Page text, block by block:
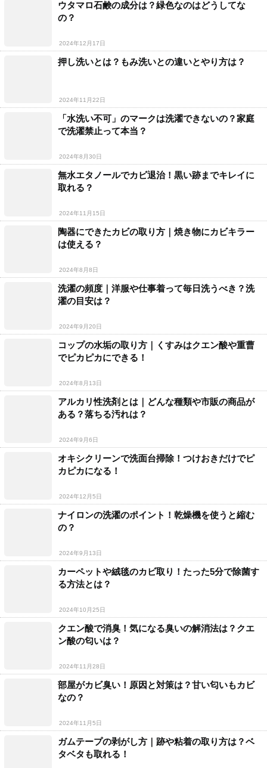
ウタマロ石鹸の成分は？緑色なのはどうしてな
の？
2024年12月17日
押し洗いとは？もみ洗いとの違いとやり方は？
2024年11月22日
「水洗い不可」のマークは洗濯できないの？家庭
で洗濯禁止って本当？
2024年8月30日
無水エタノールでカビ退治！黒い跡までキレイに
取れる？
2024年11月15日
陶器にできたカビの取り方｜焼き物にカビキラー
は使える？
2024年8月8日
洗濯の頻度｜洋服や仕事着って毎日洗うべき？洗
濯の目安は？
2024年9月20日
コップの水垢の取り方｜くすみはクエン酸や重曹
でピカピカにできる！
2024年8月13日
アルカリ性洗剤とは｜どんな種類や市販の商品が
ある？落ちる汚れは？
2024年9月6日
オキシクリーンで洗面台掃除！つけおきだけでピ
カピカになる！
2024年12月5日
ナイロンの洗濯のポイント！乾燥機を使うと縮む
の？
2024年9月13日
カーペットや絨毯のカビ取り！たった5分で除菌す
る方法とは？
2024年10月25日
クエン酸で消臭！気になる臭いの解消法は？クエ
ン酸の匂いは？
2024年11月28日
部屋がカビ臭い！原因と対策は？甘い匂いもカビ
なの？
2024年11月5日
ガムテープの剥がし方｜跡や粘着の取り方は？ベ
タベタも取れる！